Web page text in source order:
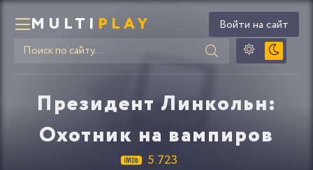
MULTI PLAY Войти на сайт
Президент Линкольн:
Охотник на вампиров
5.723